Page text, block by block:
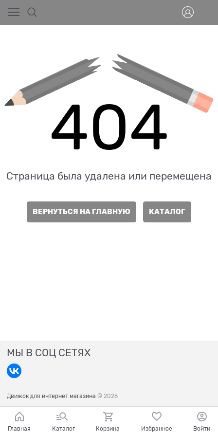
404
Страница была удалена или перемещена
ВЕРНУТЬСЯ НА ГЛАВНУЮ КАТАЛОГ
МЫ В СОЦ СЕТЯХ
Движок для интернет магазина © 2026
Главная Каталог Корзина Избранное Войти